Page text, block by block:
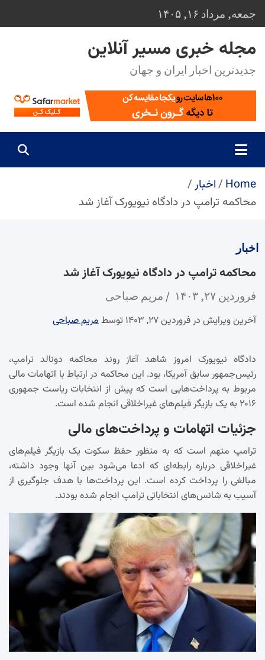
to
content
جمعه, مرداد ۱۶, ۱۴۰۵
مجله خبری مسیر آنلاین
جدیدترین اخبار ایران و جهان
Home
اخبار
محاکمه ترامپ در دادگاه نیویورک آغاز شد
اخبار
محاکمه ترامپ در دادگاه نیویورک آغاز شد
فروردین ۲۷, ۱۴۰۳ مریم صباحی
آخرین ویرایش در فروردین ۲۷, ۱۴۰۳ توسط مریم صباحی
دادگاه نیویورک امروز شاهد آغاز روند محاکمه دونالد ترامپ،
رئیس‌جمهور سابق آمریکا، بود. این محاکمه در ارتباط با اتهامات مالی
مربوط به پرداخت‌هایی است که پیش از انتخابات ریاست جمهوری
۲۰۱۶ به یک بازیگر فیلم‌های غیراخلاقی انجام شده است.
جزئیات اتهامات و پرداخت‌های مالی
ترامپ متهم است که به منظور حفظ سکوت یک بازیگر فیلم‌های
غیراخلاقی درباره رابطه‌ای که ادعا می‌شود بین آنها وجود داشته،
مبالغی را پرداخت کرده است. این پرداخت‌ها با هدف جلوگیری از
آسیب به شانس‌های انتخاباتی ترامپ انجام شده بودند.